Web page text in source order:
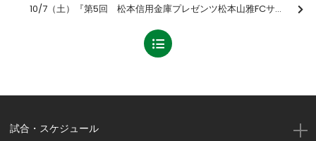
10/7（土）『第5回 松本信用金庫プレゼンツ松本山雅FCサッカークリニック』参加者募集のお知らせ
試合・スケジュール